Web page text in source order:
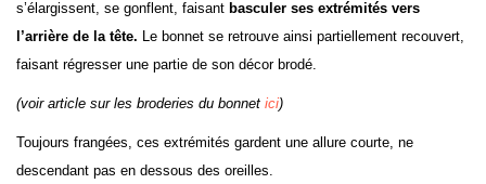
s’élargissent, se gonflent, faisant basculer ses extrémités vers
l’arrière de la tête.
Le bonnet se retrouve ainsi partiellement recouvert,
faisant régresser une partie de son décor brodé.
(voir article sur les broderies du bonnet ici)
Toujours frangées, ces extrémités gardent une allure courte, ne
descendant pas en dessous des oreilles.